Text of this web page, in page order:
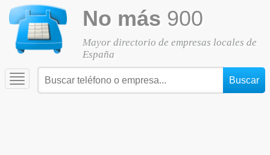
No más 900
Mayor directorio de empresas locales de
España
Toggle
navigation